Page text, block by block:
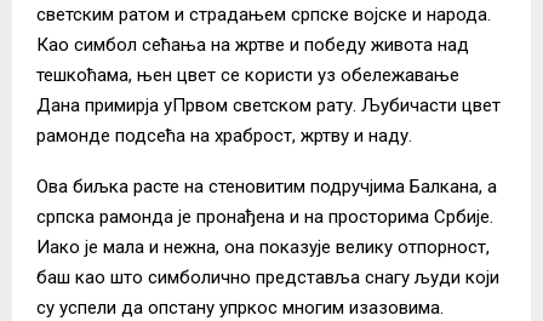
светским ратом и страдањем српске војске и народа.
Као симбол сећања на жртве и победу живота над
тешкоћама, њен цвет се користи уз обележавање
Дана примирја уПрвом светском рату. Љубичасти цвет
рамонде подсећа на храброст, жртву и наду.
Ова биљка расте на стеновитим подручјима Балкана, а
српска рамонда је пронађена и на просторима Србије.
Иако је мала и нежна, она показује велику отпорност,
баш као што симболично представља снагу људи који
су успели да опстану упркос многим изазовима.